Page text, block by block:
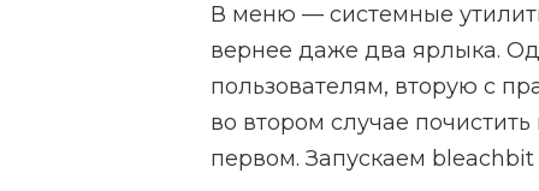
В меню — системные
вернее даже два ярлыка.
пользователям, вторую с
во втором случае
первом. Запускаем bleachbit